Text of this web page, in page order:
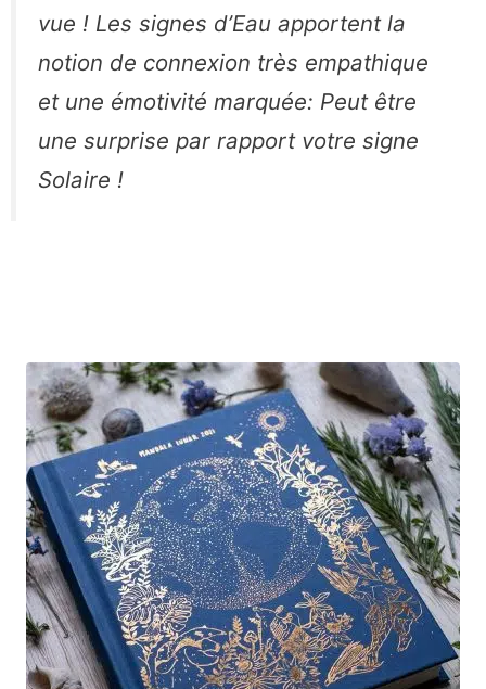
vue ! Les signes d’Eau apportent la
notion de connexion très empathique
et une émotivité marquée: Peut être
une surprise par rapport votre signe
Solaire !